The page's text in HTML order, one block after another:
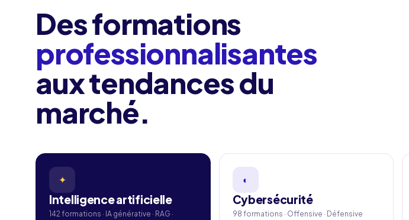
Des formations
professionnalisantes
aux tendances du
marché.
✦
Intelligence artificielle
142 formations · IA générative · RAG ·
◐
Cybersécurité
98 formations · Offensive · Défensive